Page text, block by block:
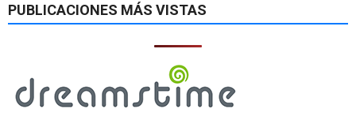
PUBLICACIONES MÁS VISTAS